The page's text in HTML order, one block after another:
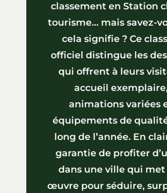
classement en Station
tourisme… mais savez-
cela signifie ? Ce
officiel distingue les
qui offrent à leurs
accueil
animations variées
équipements de
long de l’année. En
garantie de profiter
dans une ville qui
œuvre pour séduire,